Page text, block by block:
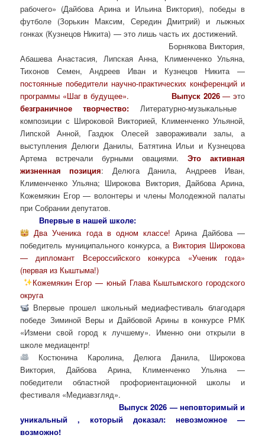
рабочего» (Дайбова Арина и Ильина Виктория), победы в
футболе (Зорькин Максим, Середин Дмитрий) и лыжных
гонках (Кузнецов Никита) — это лишь часть их достижений.
Борнякова Виктория,
Абашева Анастасия, Липская Анна, Клименченко Ульяна,
Тихонов Семен, Андреев Иван и Кузнецов Никита —
постоянные победители научно-практических конференций и
программы «Шаг в будущее».Выпуск 2026— это
безграничное творчество:
Литературно-музыкальные
композиции с Широковой Викторией, Клименченко Ульяной,
Липской Анной, Газдюк Олесей завораживали залы, а
выступления Делюги Данилы, Батятина Ильи и Кузнецова
Артема встречали бурными овациями. Это активная
жизненная позиция: Делюга Данила, Андреев Иван,
Клименченко Ульяна; Широкова Виктория, Дайбова Арина,
Кожемякин Егор — волонтеры и члены Молодежной палаты
при Собрании депутатов.
Впервые в нашей школе:
Два Ученика года в одном классе! Арина Дайбова —
победитель муниципального конкурса, а Виктория Широкова
— дипломант Всероссийского конкурса «Ученик года»
(первая из Кыштыма!)
Кожемякин Егор — юный Глава Кыштымского городского
округа
Впервые прошел школьный медиафестиваль благодаря
победе Зиминой Веры и Дайбовой Арины в конкурсе РМК
«Измени свой город к лучшему». Именно они открыли в
школе медиацентр!
Костюнина Каролина, Делюга Данила, Широкова
Виктория, Дайбова Арина, Клименченко Ульяна —
победители областной профориентационной школы и
фестиваля «Медиавзгляд».
Выпуск 2026 — неповторимый и
уникальный , который доказал: невозможное —
возможно!